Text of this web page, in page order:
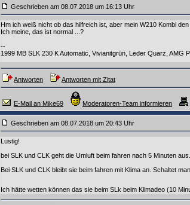
Geschrieben am 08.07.2018 um 16:13 Uhr
Hm ich weiß nicht ob das hilfreich ist, aber mein W210 Kombi
Ich meine, das ist normal ...?
--
1999 MB SLK 230 K Automatic, Vivianitgrün, Leder Quarz, AMG
Antworten Antworten mit Zitat
E-Mail an Mike69 Moderatoren-Team informieren
Geschrieben am 08.07.2018 um 20:43 Uhr
Lustig!
bei SLK und CLK geht die Umluft beim fahren nach 5 Minuten aus.
Bei SLK und CLK bleibt sie beim fahren mit Klima an. Schaltet
Ich hätte wetten können das sie beim SLk beim Klimadeo (10